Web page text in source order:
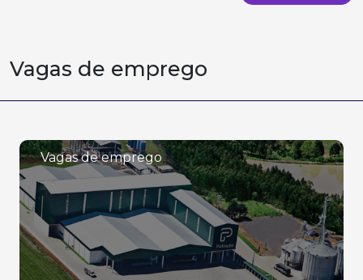
Vagas de emprego
Vagas de emprego